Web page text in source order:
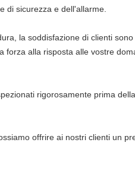
di sicurezza e dell'allarme.
la soddisfazione di clienti sono
forza alla risposta alle vostre
rigorosamente prima della
offrire ai nostri clienti un